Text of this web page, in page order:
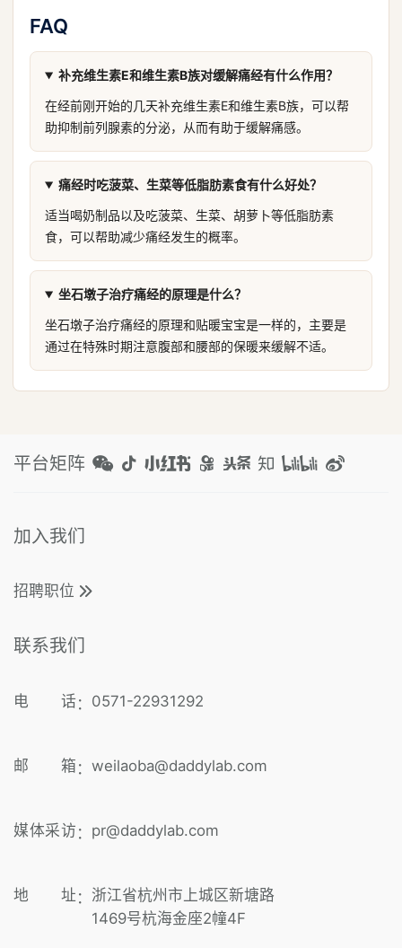
FAQ
补充维生素E和维生素B族对缓解痛经有什么作用？
在经前刚开始的几天补充维生素E和维生素B族，可以帮
助抑制前列腺素的分泌，从而有助于缓解痛感。
痛经时吃菠菜、生菜等低脂肪素食有什么好处？
适当喝奶制品以及吃菠菜、生菜、胡萝卜等低脂肪素
食，可以帮助减少痛经发生的概率。
坐石墩子治疗痛经的原理是什么？
坐石墩子治疗痛经的原理和贴暖宝宝是一样的，主要是
通过在特殊时期注意腹部和腰部的保暖来缓解不适。
平台矩阵
加入我们
招聘职位
联系我们
电 话 ： 0571-22931292
邮 箱 ： weilaoba@daddylab.com
媒体采访 ： pr@daddylab.com
地 址 ： 浙江省杭州市上城区新塘路
1469号杭海金座2幢4F